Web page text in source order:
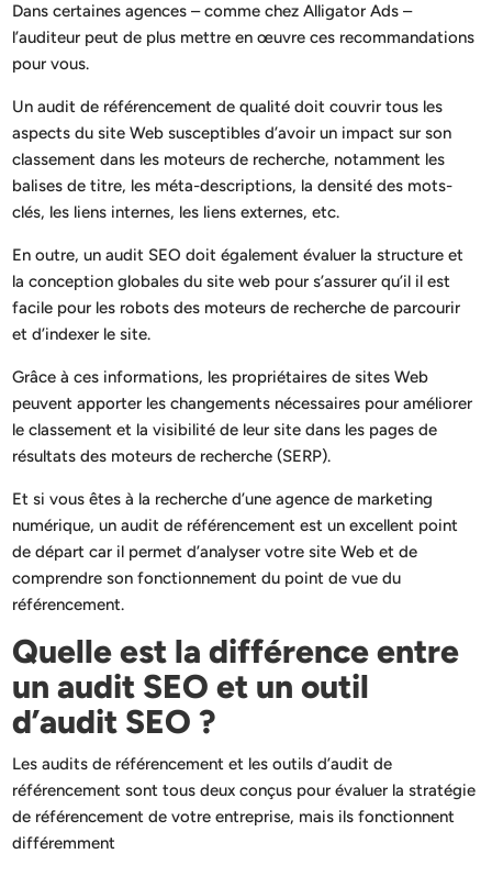
Dans certaines agences – comme chez Alligator Ads –
l’auditeur peut de plus mettre en œuvre ces recommandations
pour vous.
Un audit de référencement de qualité doit couvrir tous les
aspects du site Web susceptibles d’avoir un impact sur son
classement dans les moteurs de recherche, notamment les
balises de titre, les méta-descriptions, la densité des mots-
clés, les liens internes, les liens externes, etc.
En outre, un audit SEO doit également évaluer la structure et
la conception globales du site web pour s’assurer qu’il il est
facile pour les robots des moteurs de recherche de parcourir
et d’indexer le site.
Grâce à ces informations, les propriétaires de sites Web
peuvent apporter les changements nécessaires pour améliorer
le classement et la visibilité de leur site dans les pages de
résultats des moteurs de recherche (SERP).
Et si vous êtes à la recherche d’une agence de marketing
numérique, un audit de référencement est un excellent point
de départ car il permet d’analyser votre site Web et de
comprendre son fonctionnement du point de vue du
référencement.
Quelle est la différence entre
un audit SEO et un outil
d’audit SEO ?
Les audits de référencement et les outils d’audit de
référencement sont tous deux conçus pour évaluer la stratégie
de référencement de votre entreprise, mais ils fonctionnent
différemment